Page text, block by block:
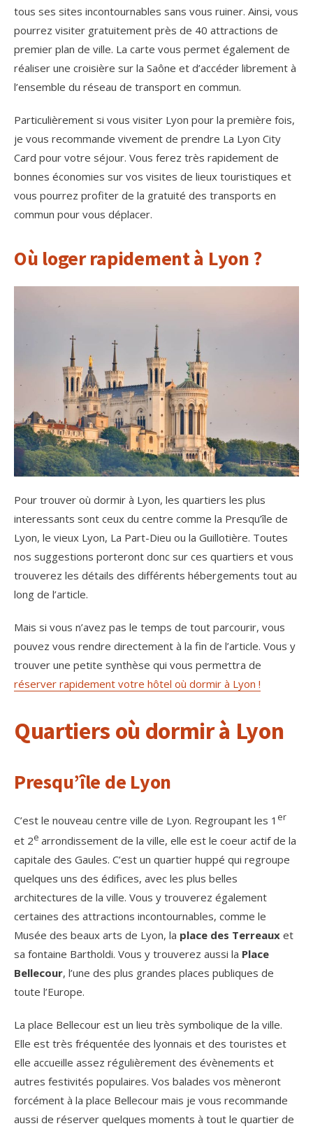
tous ses sites incontournables sans vous ruiner. Ainsi, vous
pourrez visiter gratuitement près de 40 attractions de
premier plan de ville. La carte vous permet également de
réaliser une croisière sur la Saône et d’accéder librement à
l’ensemble du réseau de transport en commun.
Particulièrement si vous visiter Lyon pour la première fois,
je vous recommande vivement de prendre La Lyon City
Card pour votre séjour. Vous ferez très rapidement de
bonnes économies sur vos visites de lieux touristiques et
vous pourrez profiter de la gratuité des transports en
commun pour vous déplacer.
Où loger rapidement à Lyon ?
Pour trouver où dormir à Lyon, les quartiers les plus
interessants sont ceux du centre comme la Presqu’île de
Lyon, le vieux Lyon, La Part-Dieu ou la Guillotière. Toutes
nos suggestions porteront donc sur ces quartiers et vous
trouverez les détails des différents hébergements tout au
long de l’article.
Mais si vous n’avez pas le temps de tout parcourir, vous
pouvez vous rendre directement à la fin de l’article. Vous y
trouver une petite synthèse qui vous permettra de
réserver rapidement votre hôtel où dormir à Lyon !
Quartiers où dormir à Lyon
Presqu’île de Lyon
C’est le nouveau centre ville de Lyon. Regroupant les 1 er
et 2e arrondissement de la ville, elle est le coeur actif de la
capitale des Gaules. C’est un quartier huppé qui regroupe
quelques uns des édifices, avec les plus belles
architectures de la ville. Vous y trouverez également
certaines des attractions incontournables, comme le
Musée des beaux arts de Lyon, la place des Terreaux et
sa fontaine Bartholdi. Vous y trouverez aussi la Place
Bellecour, l’une des plus grandes places publiques de
toute l’Europe.
La place Bellecour est un lieu très symbolique de la ville.
Elle est très fréquentée des lyonnais et des touristes et
elle accueille assez régulièrement des évènements et
autres festivités populaires. Vos balades vos mèneront
forcément à la place Bellecour mais je vous recommande
aussi de réserver quelques moments à tout le quartier de